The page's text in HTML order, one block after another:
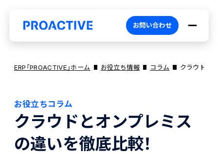
PROACTIVEとは
特長・選ばれる理由
プロダクト
お問い合わせ
ERP「PROACTIVE」ホーム お役立ち情報 コラム クラウドと
お役立ちコラム
クラウドとオンプレミス
の違いを徹底比較！